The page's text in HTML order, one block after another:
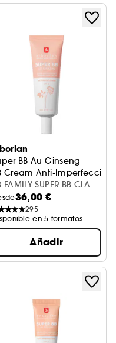
BB Au Ginseng
BB Cream Anti-
FAMILY SUPER BB CLAIR
36,00 €
295
en 5 formatos
Añadir